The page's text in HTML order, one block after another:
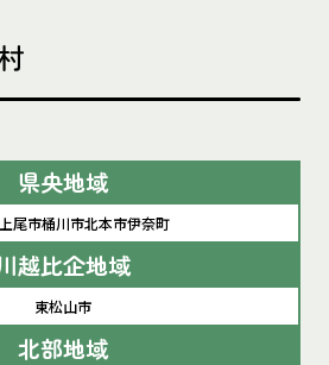
県央地域
上尾市桶川市北本市伊奈町
越比企地域
東松山市
北部地域